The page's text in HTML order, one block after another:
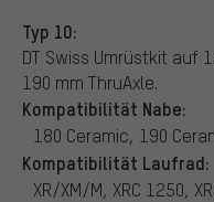
Typ 10:
DT Swiss Umrüstkit auf
190 mm ThruAxle.
Kompatibilität Nabe:
180 Ceramic, 190
Kompatibilität Laufrad:
XR/XM/M, XRC 1250,